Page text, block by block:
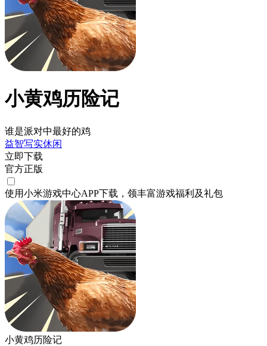
小黄鸡历险记
谁是派对中最好的鸡
益智写实休闲
立即下载
官方正版
使用小米游戏中心APP下载 ，领丰富游戏福利 及礼包
小黄鸡历险记